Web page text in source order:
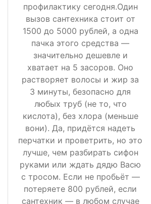
профилактику сегодня.Один
вызов сантехника стоит от
1500 до 5000 рублей, а одна
пачка этого средства —
значительно дешевле и
хватает на 5 засоров. Оно
растворяет волосы и жир за
3 минуты, безопасно для
любых труб (не то, что
кислота), без хлора (меньше
вони). Да, придётся надеть
перчатки и проветрить, но это
лучше, чем разбирать сифон
руками или ждать дядю Васю
с тросом. Если не пробьёт —
потеряете 800 рублей, если
сантехник — в любом случае